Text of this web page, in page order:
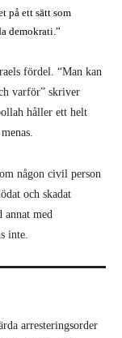
på ett sätt som
demokrati.”
fördel. “Man kan
varför” skriver
håller ett helt
någon civil person
och skadat
annat med
inte.
arresteringsorder